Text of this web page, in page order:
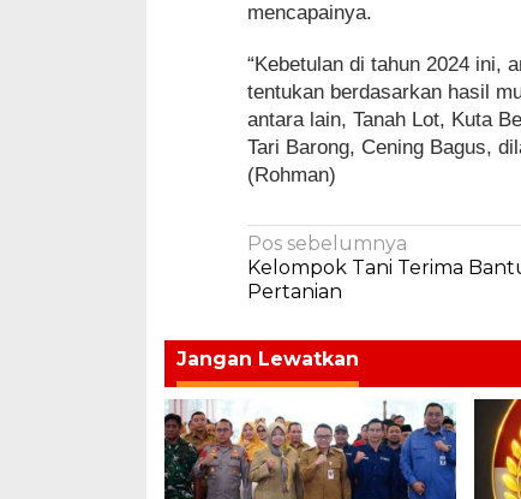
mencapainya.
“Kebetulan di tahun 2024 ini,
tentukan berdasarkan hasil
antara lain, Tanah Lot, Kuta
Tari Barong, Cening Bagus,
(Rohman)
Navigasi
pos
Pos sebelumnya
Kelompok Tani Terima
Pertanian
Jangan Lewatkan